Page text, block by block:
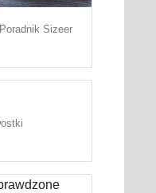
Sizeer